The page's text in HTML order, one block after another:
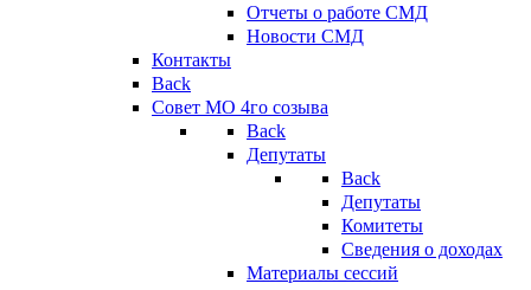
Отчеты о работе СМД
Новости СМД
Контакты
Back
Совет МО 4го созыва
Back
Депутаты
Back
Депутаты
Комитеты
Сведения о доходах
Материалы сессий